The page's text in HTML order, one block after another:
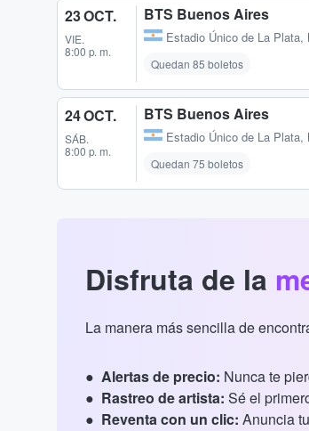
23 OCT.
VIE.
8:00 p. m.
BTS Buenos Aires
Estadio Único de La Plata,
Quedan 85 boletos
24 OCT.
SÁB.
8:00 p. m.
BTS Buenos Aires
Estadio Único de La Plata,
Quedan 75 boletos
Disfruta de la
La manera más sencilla de
Alertas de precio: Nunca te
Rastreo de artista: Sé el
Reventa con un clic: Anuncia